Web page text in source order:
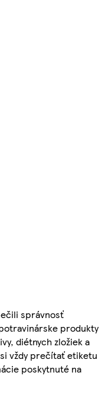
správnosť
produkty
diétnych zložiek a
vždy prečítať etiketu
poskytnuté na